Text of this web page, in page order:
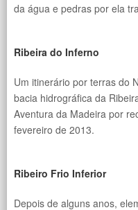
da água e pedras por ela
Ribeira do Inferno
Um itinerário por terras do
bacia hidrográfica da
Aventura da Madeira por
fevereiro de 2013.
Ribeiro Frio Inferior
Depois de alguns anos,